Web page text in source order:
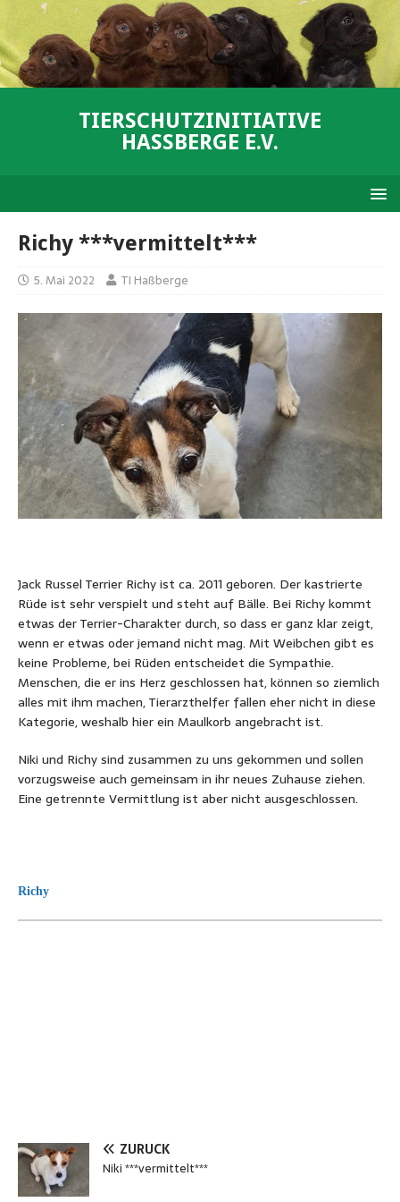
TIERSCHUTZINITIATIVE
HASSBERGE E.V.
Richy ***vermittelt***
5. Mai 2022 TI Haßberge
Jack Russel Terrier Richy ist ca. 2011 geboren. Der kastrierte
Rüde ist sehr verspielt und steht auf Bälle. Bei Richy kommt
etwas der Terrier-Charakter durch, so dass er ganz klar zeigt,
wenn er etwas oder jemand nicht mag. Mit Weibchen gibt es
keine Probleme, bei Rüden entscheidet die Sympathie.
Menschen, die er ins Herz geschlossen hat, können so ziemlich
alles mit ihm machen, Tierarzthelfer fallen eher nicht in diese
Kategorie, weshalb hier ein Maulkorb angebracht ist.
Niki und Richy sind zusammen zu uns gekommen und sollen
vorzugsweise auch gemeinsam in ihr neues Zuhause ziehen.
Eine getrennte Vermittlung ist aber nicht ausgeschlossen.
Richy
ZURÜCK
Niki ***vermittelt***